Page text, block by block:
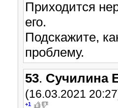
Приходится
его.
Подскажите,
проблему.
53. Сучилина
(16.03.2021
+1